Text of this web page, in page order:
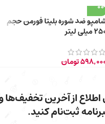
ضد شوره بلیتا فورمن حجم
میلی لیتر
تومان
از آخرین تخفیف‌ها
ثبت‌نام کنید.